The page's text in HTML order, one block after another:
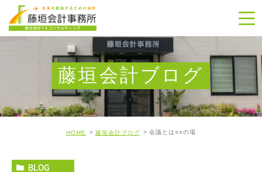
藤垣会計ブログ
HOME 藤垣会計ブログ 会議とは○○の場
BLOG